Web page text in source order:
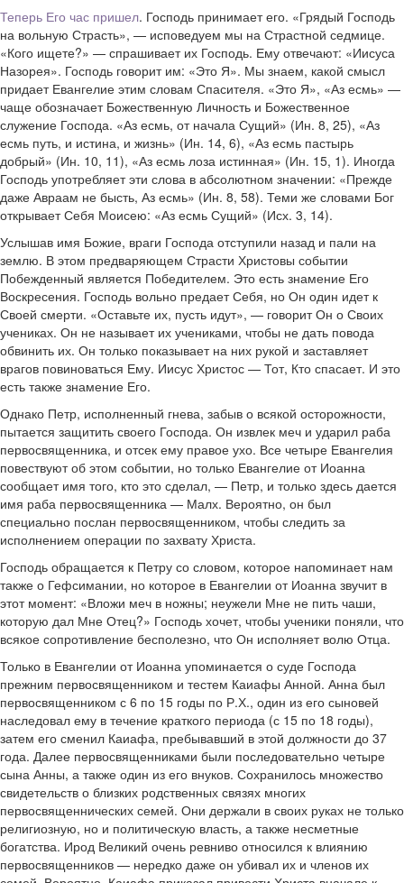
Теперь Его час пришел. Господь принимает его. «Грядый Господь
на вольную Страсть», — исповедуем мы на Страстной седмице.
«Кого ищете?» — спрашивает их Господь. Ему отвечают: «Иисуса
Назорея». Господь говорит им: «Это Я». Мы знаем, какой смысл
придает Евангелие этим словам Спасителя. «Это Я», «Аз есмь» —
чаще обозначает Божественную Личность и Божественное
служение Господа. «Аз есмь, от начала Сущий» (Ин. 8, 25), «Аз
есмь путь, и истина, и жизнь» (Ин. 14, 6), «Аз есмь пастырь
добрый» (Ин. 10, 11), «Аз есмь лоза истинная» (Ин. 15, 1). Иногда
Господь употребляет эти слова в абсолютном значении: «Прежде
даже Авраам не бысть, Аз есмь» (Ин. 8, 58). Теми же словами Бог
открывает Себя Моисею: «Аз есмь Сущий» (Исх. 3, 14).
Услышав имя Божие, враги Господа отступили назад и пали на
землю. В этом предваряющем Страсти Христовы событии
Побежденный является Победителем. Это есть знамение Его
Воскресения. Господь вольно предает Себя, но Он один идет к
Своей смерти. «Оставьте их, пусть идут», — говорит Он о Своих
учениках. Он не называет их учениками, чтобы не дать повода
обвинить их. Он только показывает на них рукой и заставляет
врагов повиноваться Ему. Иисус Христос — Тот, Кто спасает. И это
есть также знамение Его.
Однако Петр, исполненный гнева, забыв о всякой осторожности,
пытается защитить своего Господа. Он извлек меч и ударил раба
первосвященника, и отсек ему правое ухо. Все четыре Евангелия
повествуют об этом событии, но только Евангелие от Иоанна
сообщает имя того, кто это сделал, — Петр, и только здесь дается
имя раба первосвященника — Малх. Вероятно, он был
специально послан первосвященником, чтобы следить за
исполнением операции по захвату Христа.
Господь обращается к Петру со словом, которое напоминает нам
также о Гефсимании, но которое в Евангелии от Иоанна звучит в
этот момент: «Вложи меч в ножны; неужели Мне не пить чаши,
которую дал Мне Отец?» Господь хочет, чтобы ученики поняли, что
всякое сопротивление бесполезно, что Он исполняет волю Отца.
Только в Евангелии от Иоанна упоминается о суде Господа
прежним первосвященником и тестем Каиафы Анной. Анна был
первосвященником с 6 по 15 годы по Р.Х., один из его сыновей
наследовал ему в течение краткого периода (с 15 по 18 годы),
затем его сменил Каиафа, пребывавший в этой должности до 37
года. Далее первосвященниками были последовательно четыре
сына Анны, а также один из его внуков. Сохранилось множество
свидетельств о близких родственных связях многих
первосвященнических семей. Они держали в своих руках не только
религиозную, но и политическую власть, а также несметные
богатства. Ирод Великий очень ревниво относился к влиянию
первосвященников — нередко даже он убивал их и членов их